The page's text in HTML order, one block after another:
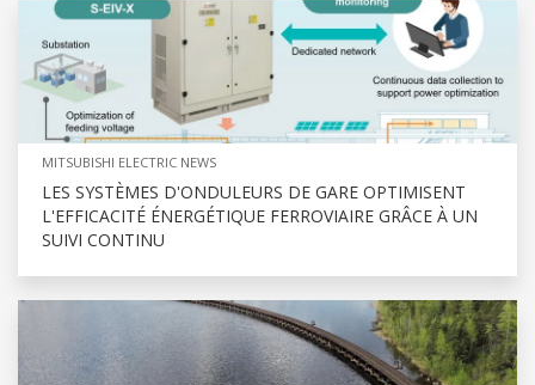
MITSUBISHI ELECTRIC NEWS
LES SYSTÈMES D'ONDULEURS DE GARE OPTIMISENT
L'EFFICACITÉ ÉNERGÉTIQUE FERROVIAIRE GRÂCE À UN
SUIVI CONTINU